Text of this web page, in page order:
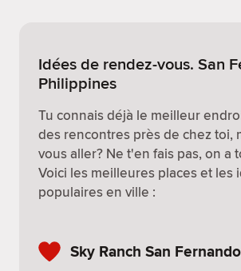
Idées de rendez-vous. San
Philippines
Tu connais déjà le meilleur
des rencontres près de chez toi,
vous aller? Ne t'en fais pas, on a
Voici les meilleures places et les
populaires en ville :
Sky Ranch San